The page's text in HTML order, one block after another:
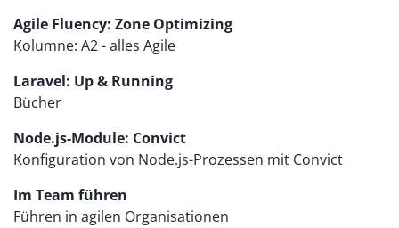
Agile Fluency: Zone Optimizing
Kolumne: A2 - alles Agile
Laravel: Up & Running
Bücher
Node.js-Module: Convict
Konfiguration von Node.js-Prozessen mit Convict
Im Team führen
Führen in agilen Organisationen